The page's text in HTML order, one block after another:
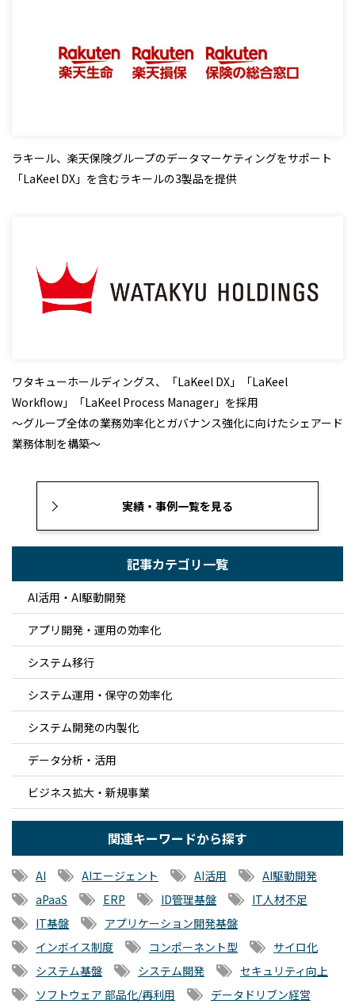
ラキール、楽天保険グループのデータマーケティングをサポート
「LaKeel DX」を含むラキールの3製品を提供
ワタキューホールディングス、「LaKeel DX」「LaKeel
Workflow」「LaKeel Process Manager」を採用
～グループ全体の業務効率化とガバナンス強化に向けたシェアード
業務体制を構築～
実績・事例一覧を見る
記事カテゴリ一覧
AI活用・AI駆動開発
アプリ開発・運用の効率化
システム移行
システム運用・保守の効率化
システム開発の内製化
データ分析・活用
ビジネス拡大・新規事業
関連キーワードから探す
AI AIエージェント AI活用
AI駆動開発
aPaaS
ERP ID管理基盤
IT人材不足
IT基盤
アプリケーション開発基盤
インボイス制度
コンポーネント型
サイロ化
システム基盤
システム開発
セキュリティ向上
ソフトウェア 部品化/再利用
データドリブン経営